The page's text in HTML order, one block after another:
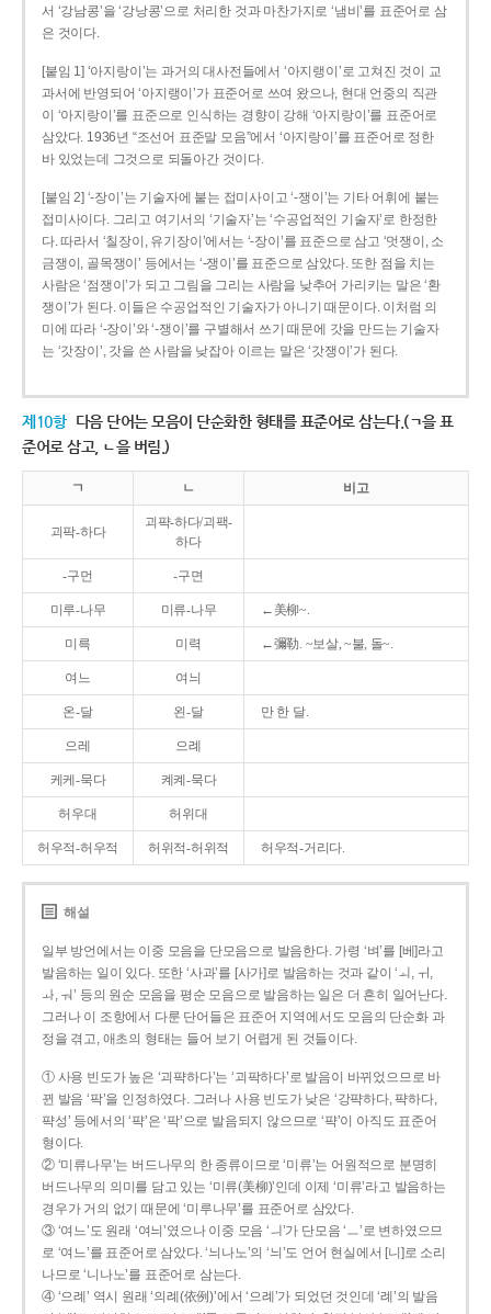
서 ‘강남콩’을 ‘강낭콩’으로 처리한 것과 마찬가지로 ‘냄비’를 표준어로 삼
은 것이다.
[붙임 1] ‘아지랑이’는 과거의 대사전들에서 ‘아지랭이’로 고쳐진 것이 교
과서에 반영되어 ‘아지랭이’가 표준어로 쓰여 왔으나, 현대 언중의 직관
이 ‘아지랑이’를 표준으로 인식하는 경향이 강해 ‘아지랑이’를 표준어로
삼았다. 1936년 “조선어 표준말 모음”에서 ‘아지랑이’를 표준어로 정한
바 있었는데 그것으로 되돌아간 것이다.
[붙임 2] ‘-장이’는 기술자에 붙는 접미사이고 ‘-쟁이’는 기타 어휘에 붙는
접미사이다. 그리고 여기서의 ‘기술자’는 ‘수공업적인 기술자’로 한정한
다. 따라서 ‘칠장이, 유기장이’에서는 ‘-장이’를 표준으로 삼고 ‘멋쟁이, 소
금쟁이, 골목쟁이’ 등에서는 ‘-쟁이’를 표준으로 삼았다. 또한 점을 치는
사람은 ‘점쟁이’가 되고 그림을 그리는 사람을 낮추어 가리키는 말은 ‘환
쟁이’가 된다. 이들은 수공업적인 기술자가 아니기 때문이다. 이처럼 의
미에 따라 ‘-장이’와 ‘-쟁이’를 구별해서 쓰기 때문에 갓을 만드는 기술자
는 ‘갓장이’, 갓을 쓴 사람을 낮잡아 이르는 말은 ‘갓쟁이’가 된다.
제10항 다음 단어는 모음이 단순화한 형태를 표준어로 삼는다.(ㄱ을 표
준어로 삼고, ㄴ을 버림.)
ㄱ ㄴ 비고
괴팍-하다
괴퍅-하다/괴팩-
하다
-구먼 -구면
미루-나무 미류-나무 ←美柳~.
미륵 미력 ←彌勒. ~보살, ~불, 돌~.
여느 여늬
온-달 왼-달 만 한 달.
으레 으례
케케-묵다 켸켸-묵다
허우대 허위대
허우적-허우적 허위적-허위적 허우적-거리다.
해설
일부 방언에서는 이중 모음을 단모음으로 발음한다. 가령 ‘벼’를 [베]라고
발음하는 일이 있다. 또한 ‘사과’를 [사가]로 발음하는 것과 같이 ‘ㅚ, ㅟ,
ㅘ, ㅝ’ 등의 원순 모음을 평순 모음으로 발음하는 일은 더 흔히 일어난다.
그러나 이 조항에서 다룬 단어들은 표준어 지역에서도 모음의 단순화 과
정을 겪고, 애초의 형태는 들어 보기 어렵게 된 것들이다.
① 사용 빈도가 높은 ‘괴퍅하다’는 ‘괴팍하다’로 발음이 바뀌었으므로 바
뀐 발음 ‘팍’을 인정하였다. 그러나 사용 빈도가 낮은 ‘강퍅하다, 퍅하다,
퍅성’ 등에서의 ‘퍅’은 ‘팍’으로 발음되지 않으므로 ‘퍅’이 아직도 표준어
형이다.
② ‘미류나무’는 버드나무의 한 종류이므로 ‘미류’는 어원적으로 분명히
버드나무의 의미를 담고 있는 ‘미류(美柳)’인데 이제 ‘미류’라고 발음하는
경우가 거의 없기 때문에 ‘미루나무’를 표준어로 삼았다.
③ ‘여느’도 원래 ‘여늬’였으나 이중 모음 ‘ㅢ’가 단모음 ‘ㅡ’로 변하였으므
로 ‘여느’를 표준어로 삼았다. ‘늬나노’의 ‘늬’도 언어 현실에서 [니]로 소리
나므로 ‘니나노’를 표준어로 삼는다.
④ ‘으례’ 역시 원래 ‘의례(依例)’에서 ‘으례’가 되었던 것인데 ‘례’의 발음